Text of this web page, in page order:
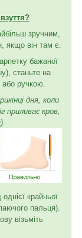
зручним,
якщо він там є.
бажаної
станьте на
або ручкою.
дня, коли
приливає кров,
крайньої
пальця).
візьміть